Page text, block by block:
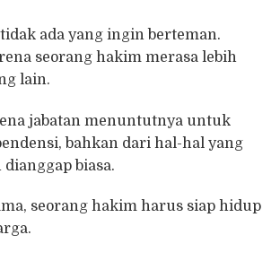
ada yang ingin berteman.
seorang hakim merasa lebih
lain.
jabatan menuntutnya untuk
bahkan dari hal-hal yang
biasa.
seorang hakim harus siap hidup